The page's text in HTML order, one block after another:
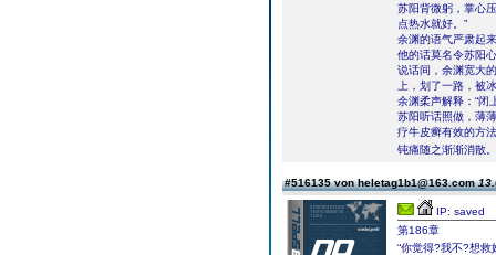
苏阳背微躬，掌心
点热水就好。”
余渊的语气严肃起
他的话莫名令苏阳
说话间，余渊宽大
上，划了一路，被
余渊柔声解释：“闭
苏阳听话照做，薄
疗牛皮癣有效的方
钝痛随之渐渐消散
#516135 von heletag1b1@163.com
IP: saved
第186章
“你觉得?我不?想救